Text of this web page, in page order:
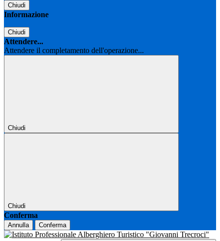
Chiudi
Informazione
Chiudi
Attendere...
Attendere il completamento dell'operazione...
Chiudi
Chiudi
Conferma
Annulla Conferma